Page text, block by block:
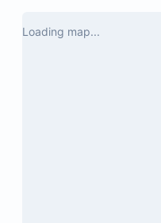
Loading map...